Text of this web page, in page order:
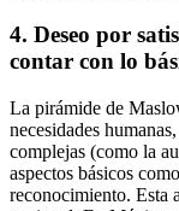
4. Deseo por
contar con lo
La pirámide de
necesidades
complejas (como la
aspectos básicos
reconocimiento. Esta